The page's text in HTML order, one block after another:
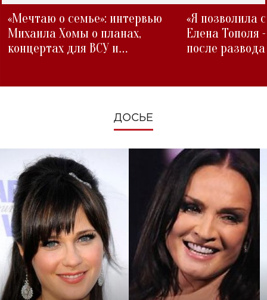
«Мечтаю о семье»: интервью
Михаила Хомы о планах,
концертах для ВСУ и
«Я позволила
Елена Тополя
после развода
ДОСЬЕ